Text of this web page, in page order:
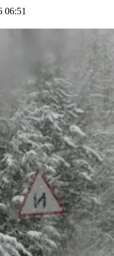
06:51